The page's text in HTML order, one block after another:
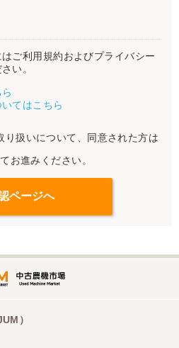
ご利用規約およびプライバシー
い。
てはこちら
り扱いについて、同意された方は
お進みください。
）